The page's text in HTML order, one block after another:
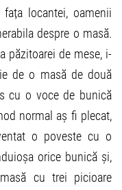
locantei, oamenii
despre o masă.
păzitoarei de mese, i-
de o masă de două
cu o voce de bunică
normal aș fi plecat,
o poveste cu o
orice bunică și,
cu trei picioare